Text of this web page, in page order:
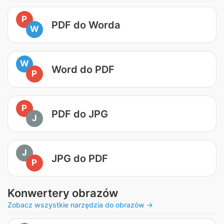
P
W
PDF do Worda
W
P
Word do PDF
P
J
PDF do JPG
J
P
JPG do PDF
Konwertery obrazów
Zobacz wszystkie narzędzia do obrazów →